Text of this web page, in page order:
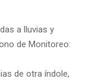
a lluvias y
de Monitoreo:
de otra índole,